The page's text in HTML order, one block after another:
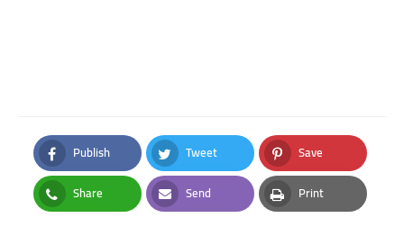
Publish
Facebook
Tweet
Twitter
Save
Pinterest
Share
Whatsapp
Send
Email
Print
Print